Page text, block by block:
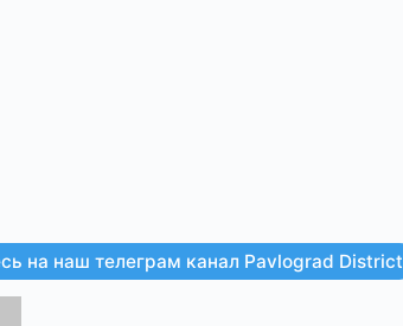
на наш телеграм канал Pavlograd District